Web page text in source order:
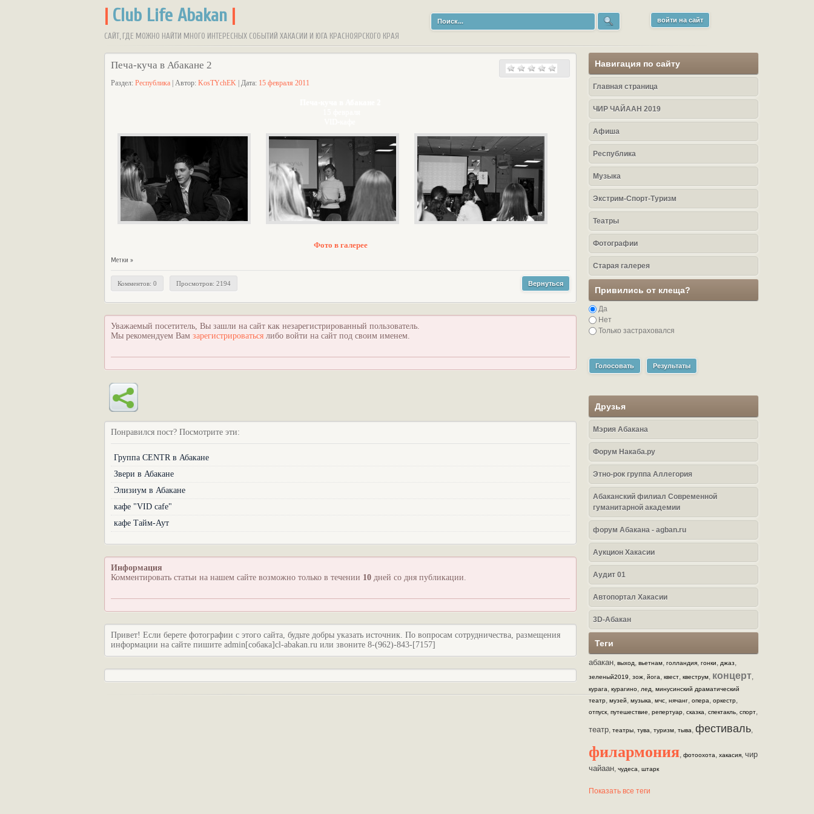
Club Life Abakan
САЙТ, ГДЕ МОЖНО НАЙТИ МНОГО ИНТЕРЕСНЫХ СОБЫТИЙ ХАКАСИИ И ЮГА КРАСНОЯРСКОГО КРАЯ
войти на сайт
Печа-куча в Абакане 2
Раздел: Республика | Автор: KosTYchEK | Дата: 15 февраля 2011
Фото в галерее
Метки »
Комментов: 0 Просмотров: 2194 Вернуться
Уважаемый посетитель, Вы зашли на сайт как незарегистрированный пользователь.
Мы рекомендуем Вам зарегистрироваться либо войти на сайт под своим именем.
Понравился пост? Посмотрите эти:
Группа CENTR в Абакане
Звери в Абакане
Элизиум в Абакане
кафе "VID cafe"
кафе Тайм-Аут
Информация
Комментировать статьи на нашем сайте возможно только в течении 10 дней со дня публикации.
Привет! Если берете фотографии с этого сайта, будьте добры указать источник. По вопросам сотрудничества, размещения
информации на сайте пишите admin[собака]cl-abakan.ru или звоните 8-(962)-843-[7157]
Навигация по сайту
Главная страница
ЧИР ЧАЙААН 2019
Афиша
Республика
Музыка
Экстрим-Спорт-Туризм
Театры
Фотографии
Старая галерея
Привились от клеща?
Да
Нет
Только застраховался
Голосовать Результаты
Друзья
Мэрия Абакана
Форум Накаба.ру
Этно-рок группа Аллегория
Абаканский филиал Современной
гуманитарной академии
форум Абакана - agban.ru
Аукцион Хакасии
Аудит 01
Автопортал Хакасии
3D-Абакан
Теги
абакан, выход, вьетнам, голландия, гонки, джаз,
зеленый2019, зож, йога, квест, квеструм, концерт,
курага, курагино, лед, минусинский драматический
театр, музей, музыка, мчс, нячанг, опера, оркестр,
отпуск, путешествие, репертуар, сказка, спектакль, спорт,
театр, театры, тува, туризм, тыва, фестиваль,
филармония, фотоохота, хакасия, чир
чайаан, чудеса, штарк
Показать все теги